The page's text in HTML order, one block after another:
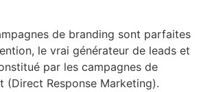
de branding sont parfaites
le vrai générateur de leads et
par les campagnes de
(Direct Response Marketing).